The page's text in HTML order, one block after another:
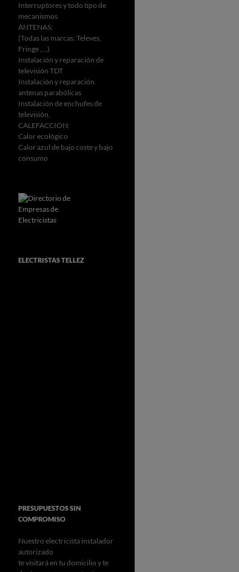
Interruptores y todo tipo de
mecanismos
ANTENAS:
(Todas las marcas: Televes,
Fringe ,…)
Instalación y reparación de
televisión TDT
Instalación y reparación
antenas parabólicas
Instalación de enchufes de
televisión.
CALEFACCION:
Calor ecológico
Calor azul de bajo coste y bajo
consumo
ELECTRISTAS TELLEZ
PRESUPUESTOS SIN
COMPROMISO
Nuestro electricista instalador
autorizado
te visitará en tu domicilio y te